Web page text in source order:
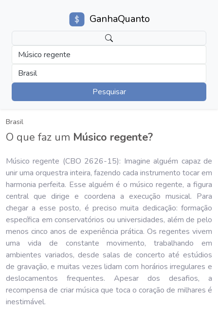
GanhaQuanto
Músico regente
Brasil
Pesquisar
Brasil
O que faz um Músico regente?
Músico regente (CBO 2626-15): Imagine alguém capaz de
unir uma orquestra inteira, fazendo cada instrumento tocar em
harmonia perfeita. Esse alguém é o músico regente, a figura
central que dirige e coordena a execução musical. Para
chegar a esse posto, é preciso muita dedicação: formação
específica em conservatórios ou universidades, além de pelo
menos cinco anos de experiência prática. Os regentes vivem
uma vida de constante movimento, trabalhando em
ambientes variados, desde salas de concerto até estúdios
de gravação, e muitas vezes lidam com horários irregulares e
deslocamentos frequentes. Apesar dos desafios, a
recompensa de criar música que toca o coração de milhares é
inestimável.